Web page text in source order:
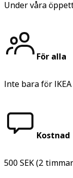
Under våra
För alla
Inte bara för
Kostnad
500 SEK (2